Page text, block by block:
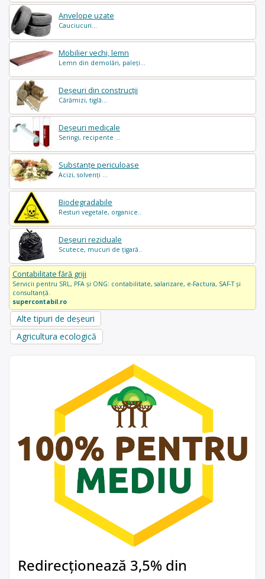
Anvelope uzate
Cauciucuri...
Mobilier vechi, lemn
Lemn din demolări, paleți...
Deșeuri din construcții
Cărămizi, tiglă...
Deșeuri medicale
Seringi, recipente ...
Substanțe periculoase
Acizi, solvenți ...
Biodegradabile
Resturi vegetale, organice..
Deșeuri reziduale
Scutece, mucuri de țigară..
Contabilitate fără griji
Servicii pentru SRL, PFA și ONG: contabilitate, salarizare, e-Factura, SAF-T și
consultanță.
supercontabil.ro
Alte tipuri de deșeuri
Agricultura ecologică
Redirecționează 3,5% din